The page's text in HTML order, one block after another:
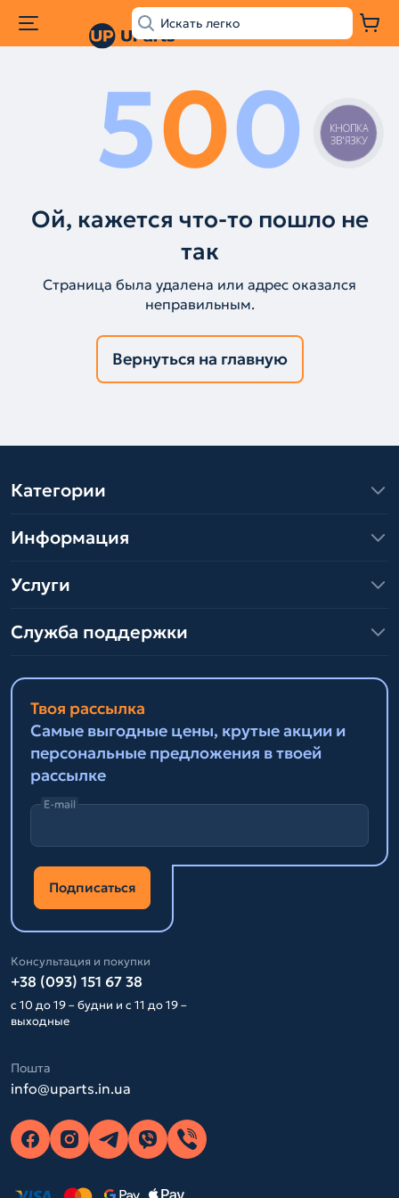
500
Ой, кажется что-то пошло не
так
Страница была удалена или адрес оказался
неправильным.
Вернуться на главную
Категории
Информация
Услуги
Служба поддержки
Твоя рассылка
Самые выгодные цены, крутые акции и
персональные предложения в твоей
рассылке
E-mail
Подписаться
Консультация и покупки
+38 (093) 151 67 38
с 10 до 19 – будни и с 11 до 19 –
выходные
Пошта
info@uparts.in.ua
КНОПКА
ЗВ'ЯЗКУ